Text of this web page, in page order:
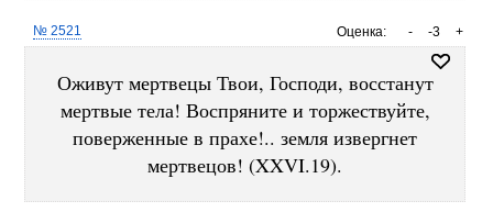
Оценка: +
-3
-
№ 2521
Оживут мертвецы Твои, Господи, восстанут
мертвые тела! Воспряните и торжествуйте,
поверженные в прахе!.. земля извергнет
мертвецов! (XXVI.19).